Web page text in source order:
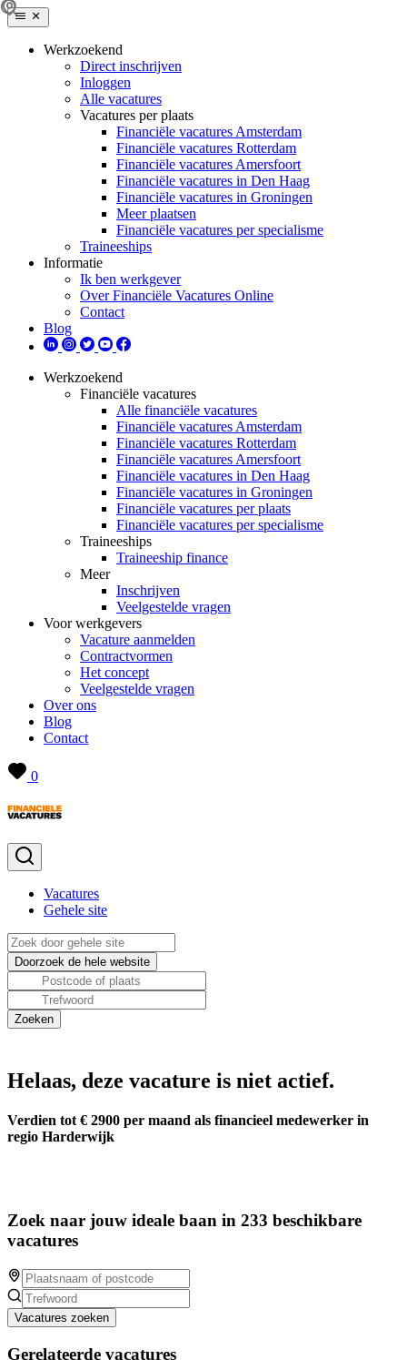
Werkzoekend
Direct inschrijven
Inloggen
Alle vacatures
Vacatures per plaats
Financiële vacatures Amsterdam
Financiële vacatures Rotterdam
Financiële vacatures Amersfoort
Financiële vacatures in Den Haag
Financiële vacatures in Groningen
Meer plaatsen
Financiële vacatures per specialisme
Traineeships
Informatie
Ik ben werkgever
Over Financiële Vacatures Online
Contact
Blog
Werkzoekend
Financiële vacatures
Alle financiële vacatures
Financiële vacatures Amsterdam
Financiële vacatures Rotterdam
Financiële vacatures Amersfoort
Financiële vacatures in Den Haag
Financiële vacatures in Groningen
Financiële vacatures per plaats
Financiële vacatures per specialisme
Traineeships
Traineeship finance
Meer
Inschrijven
Veelgestelde vragen
Voor werkgevers
Vacature aanmelden
Contractvormen
Het concept
Veelgestelde vragen
Over ons
Blog
Contact
0
Vacatures
Gehele site
Helaas, deze vacature is niet actief.
Verdien tot € 2900 per maand als financieel medewerker in
regio Harderwijk
Zoek naar jouw ideale baan in 233 beschikbare
vacatures
Vacatures zoeken
Gerelateerde vacatures